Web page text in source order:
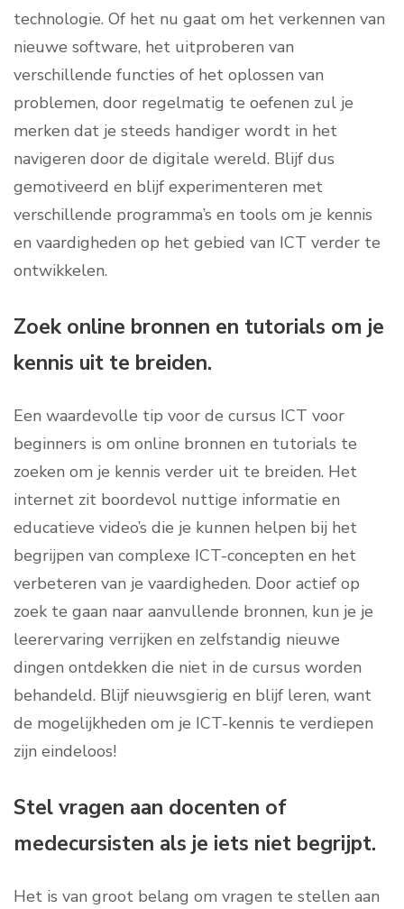
technologie. Of het nu gaat om het verkennen van
nieuwe software, het uitproberen van
verschillende functies of het oplossen van
problemen, door regelmatig te oefenen zul je
merken dat je steeds handiger wordt in het
navigeren door de digitale wereld. Blijf dus
gemotiveerd en blijf experimenteren met
verschillende programma’s en tools om je kennis
en vaardigheden op het gebied van ICT verder te
ontwikkelen.
Zoek online bronnen en tutorials om je
kennis uit te breiden.
Een waardevolle tip voor de cursus ICT voor
beginners is om online bronnen en tutorials te
zoeken om je kennis verder uit te breiden. Het
internet zit boordevol nuttige informatie en
educatieve video’s die je kunnen helpen bij het
begrijpen van complexe ICT-concepten en het
verbeteren van je vaardigheden. Door actief op
zoek te gaan naar aanvullende bronnen, kun je je
leerervaring verrijken en zelfstandig nieuwe
dingen ontdekken die niet in de cursus worden
behandeld. Blijf nieuwsgierig en blijf leren, want
de mogelijkheden om je ICT-kennis te verdiepen
zijn eindeloos!
Stel vragen aan docenten of
medecursisten als je iets niet begrijpt.
Het is van groot belang om vragen te stellen aan